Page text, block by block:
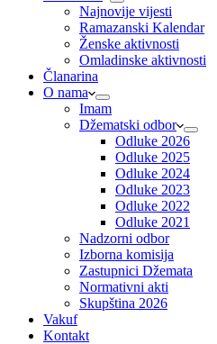
Najnovije vijesti
Ramazanski Kalendar
Ženske aktivnosti
Omladinske aktivnosti
Članarina
O nama
Imam
Džematski odbor
Odluke 2026
Odluke 2025
Odluke 2024
Odluke 2023
Odluke 2022
Odluke 2021
Nadzorni odbor
Izborna komisija
Zastupnici Džemata
Normativni akti
Skupština 2026
Vakuf
Kontakt